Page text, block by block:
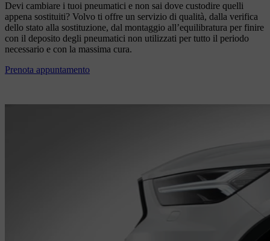
Devi cambiare i tuoi pneumatici e non sai dove custodire quelli
appena sostituiti? Volvo ti offre un servizio di qualità, dalla verifica
dello stato alla sostituzione, dal montaggio all’equilibratura per finire
con il deposito degli pneumatici non utilizzati per tutto il periodo
necessario e con la massima cura.
Prenota appuntamento